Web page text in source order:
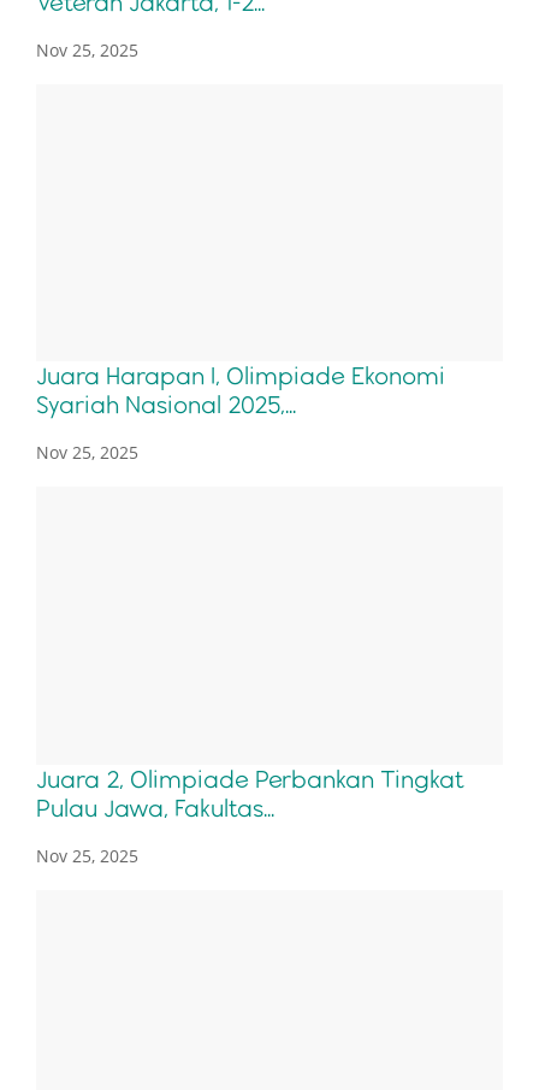
Nov 25, 2025
Juara Harapan I, Olimpiade Ekonomi
Syariah Nasional 2025,...
Nov 25, 2025
Juara 2, Olimpiade Perbankan Tingkat
Pulau Jawa, Fakultas...
Nov 25, 2025